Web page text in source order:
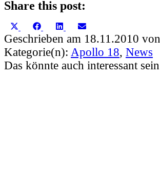
Share this post:
Share
on
(Twitter)
Share
on
FacebookShare
on
LinkedInShare
on
Geschrieben am 18.11.2010
Kategorie(n): Apollo 18, News
Das könnte auch interessant sein